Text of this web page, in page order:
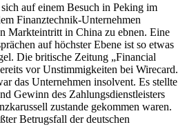
auf einem Besuch in Peking im
Finanztechnik-Unternehmen
Markteintritt in China zu ebnen. Eine
auf höchster Ebene ist so etwas
Die britische Zeitung „Financial
vor Unstimmigkeiten bei Wirecard.
das Unternehmen insolvent. Es stellte
Gewinn des Zahlungsdienstleisters
zustande gekommen waren.
Betrugsfall der deutschen